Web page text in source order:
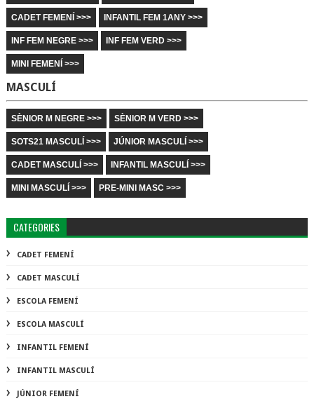
CADET FEMENÍ >>> INFANTIL FEM 1ANY >>>
INF FEM NEGRE >>> INF FEM VERD >>>
MINI FEMENÍ >>>
MASCULÍ
SÈNIOR M NEGRE >>> SÈNIOR M VERD >>>
SOTS21 MASCULÍ >>> JÚNIOR MASCULÍ >>>
CADET MASCULÍ >>> INFANTIL MASCULÍ >>>
MINI MASCULÍ >>> PRE-MINI MASC >>>
CATEGORIES
CADET FEMENÍ
CADET MASCULÍ
ESCOLA FEMENÍ
ESCOLA MASCULÍ
INFANTIL FEMENÍ
INFANTIL MASCULÍ
JÚNIOR FEMENÍ